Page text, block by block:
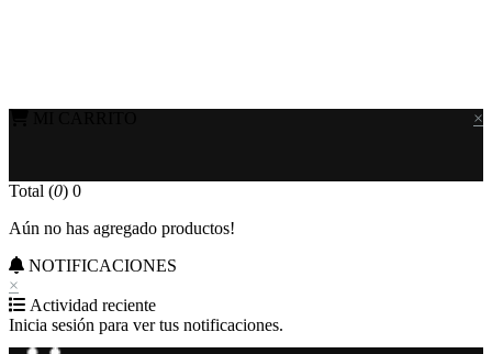
×
Total (0) 0
Aún no has agregado productos!
NOTIFICACIONES
×
Actividad reciente
Inicia sesión para ver tus notificaciones.